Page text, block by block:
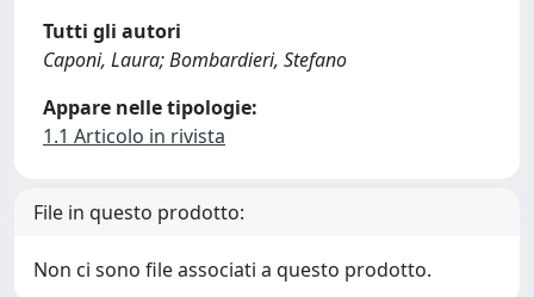
Tutti gli autori
Caponi, Laura; Bombardieri, Stefano
Appare nelle tipologie:
1.1 Articolo in rivista
File in questo prodotto:
Non ci sono file associati a questo prodotto.